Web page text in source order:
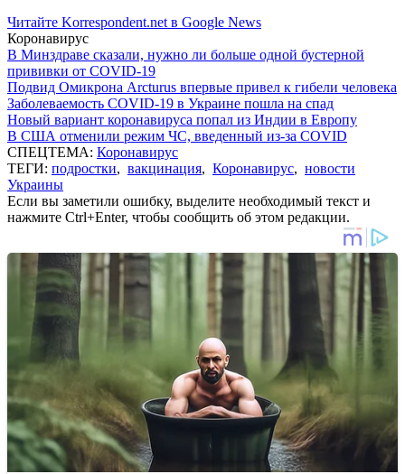
Читайте Korrespondent.net в Google News
Коронавирус
В Минздраве сказали, нужно ли больше одной бустерной
прививки от COVID-19
Подвид Омикрона Arcturus впервые привел к гибели человека
Заболеваемость COVID-19 в Украине пошла на спад
Новый вариант коронавируса попал из Индии в Европу
В США отменили режим ЧС, введенный из-за COVID
СПЕЦТЕМА: Коронавирус
ТЕГИ: подростки, вакцинация, Коронавирус, новости
Украины
Если вы заметили ошибку, выделите необходимый текст и
нажмите Ctrl+Enter, чтобы сообщить об этом редакции.